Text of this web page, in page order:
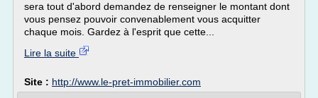
sera tout d'abord demandez de renseigner le montant dont
vous pensez pouvoir convenablement vous acquitter
chaque mois. Gardez à l'esprit que cette...
Lire la suite
Site : http://www.le-pret-immobilier.com